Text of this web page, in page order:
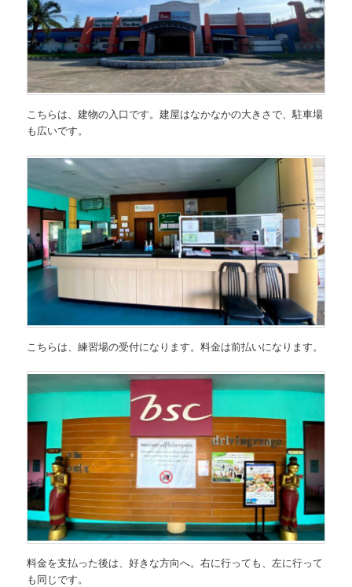
こちらは、建物の入口です。建屋はなかなかの大きさで、駐車場
も広いです。
こちらは、練習場の受付になります。料金は前払いになります。
料金を支払った後は、好きな方向へ。右に行っても、左に行って
も同じです。